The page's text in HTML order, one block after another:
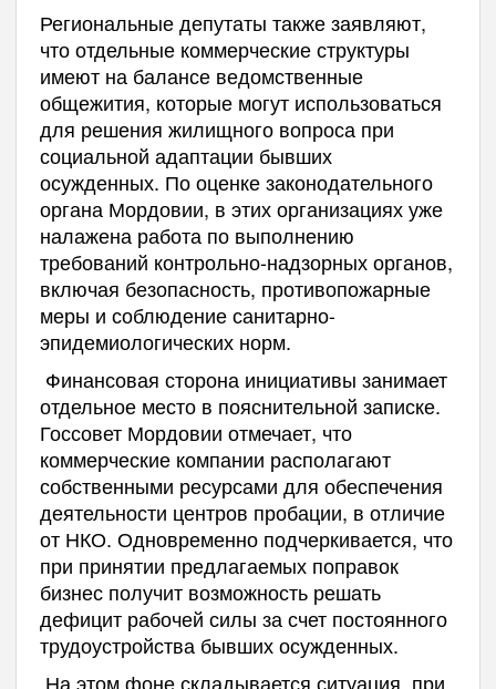
Региональные депутаты также заявляют,
что отдельные коммерческие структуры
имеют на балансе ведомственные
общежития, которые могут использоваться
для решения жилищного вопроса при
социальной адаптации бывших
осужденных. По оценке законодательного
органа Мордовии, в этих организациях уже
налажена работа по выполнению
требований контрольно-надзорных органов,
включая безопасность, противопожарные
меры и соблюдение санитарно-
эпидемиологических норм.
Финансовая сторона инициативы занимает
отдельное место в пояснительной записке.
Госсовет Мордовии отмечает, что
коммерческие компании располагают
собственными ресурсами для обеспечения
деятельности центров пробации, в отличие
от НКО. Одновременно подчеркивается, что
при принятии предлагаемых поправок
бизнес получит возможность решать
дефицит рабочей силы за счет постоянного
трудоустройства бывших осужденных.
На этом фоне складывается ситуация, при